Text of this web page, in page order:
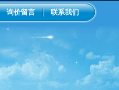
询价留言 联系我们